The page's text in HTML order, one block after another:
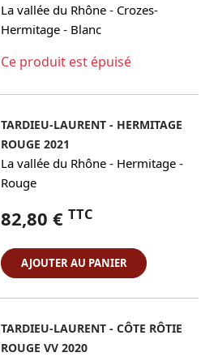
La vallée du Rhône - Crozes-
Hermitage - Blanc
Ce produit est épuisé
TARDIEU-LAURENT - HERMITAGE
ROUGE 2021
La vallée du Rhône - Hermitage -
Rouge
82,80 € TTC
AJOUTER AU PANIER
TARDIEU-LAURENT - CÔTE RÔTIE
ROUGE VV 2020